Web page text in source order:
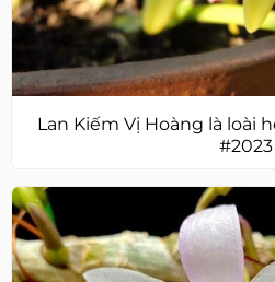
Lan Kiếm Vị Hoàng là loài
#2023